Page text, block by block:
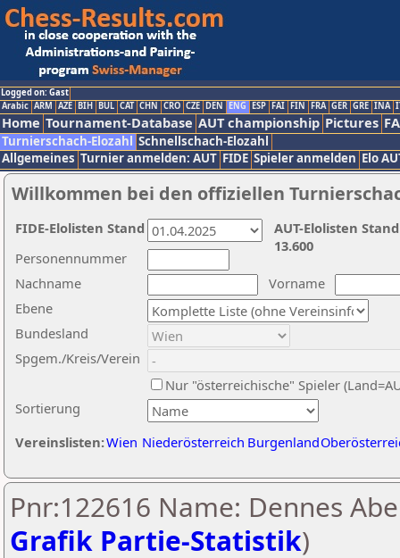
Logged on: Gast
Arabic ARM AZE BIH BUL CAT CHN CRO CZE DEN ENG ESP FAI FIN FRA GER GRE INA
Home Tournament-Database AUT championship Pictures
Turnierschach-Elozahl Schnellschach-Elozahl
Allgemeines Turnier anmelden: AUT FIDE Spieler anmelden Elo
Willkommen bei den offiziellen
Nachname
Vorname
Ebene
Sortierung
Personennummer
Bundesland
Spgem./Kreis/Verein
Nur "österreichische" Spieler
Vereinslisten:Wien Niederösterreich Burgenland
AUT-Elolisten
13.600
FIDE-Elolisten Stand
Pnr:122616 Name: Dennes
Grafik Partie-Statistik)